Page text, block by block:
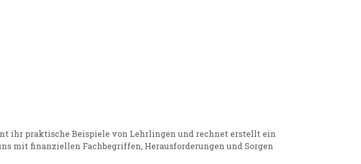
ihr praktische Beispiele von Lehrlingen und rechnet erstellt ein
mit finanziellen Fachbegriffen, Herausforderungen und Sorgen